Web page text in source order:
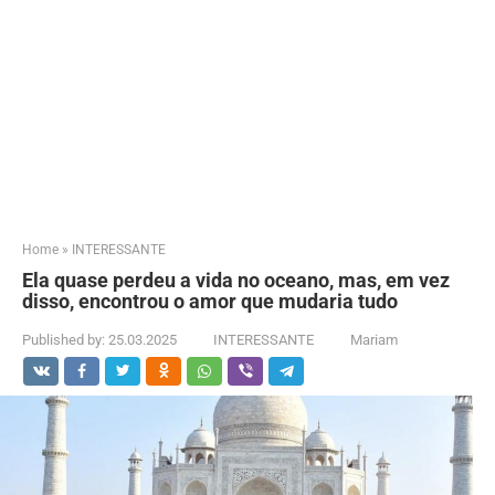
Home » INTERESSANTE
Ela quase perdeu a vida no oceano, mas, em vez
disso, encontrou o amor que mudaria tudo
Published by: 25.03.2025 INTERESSANTE Mariam